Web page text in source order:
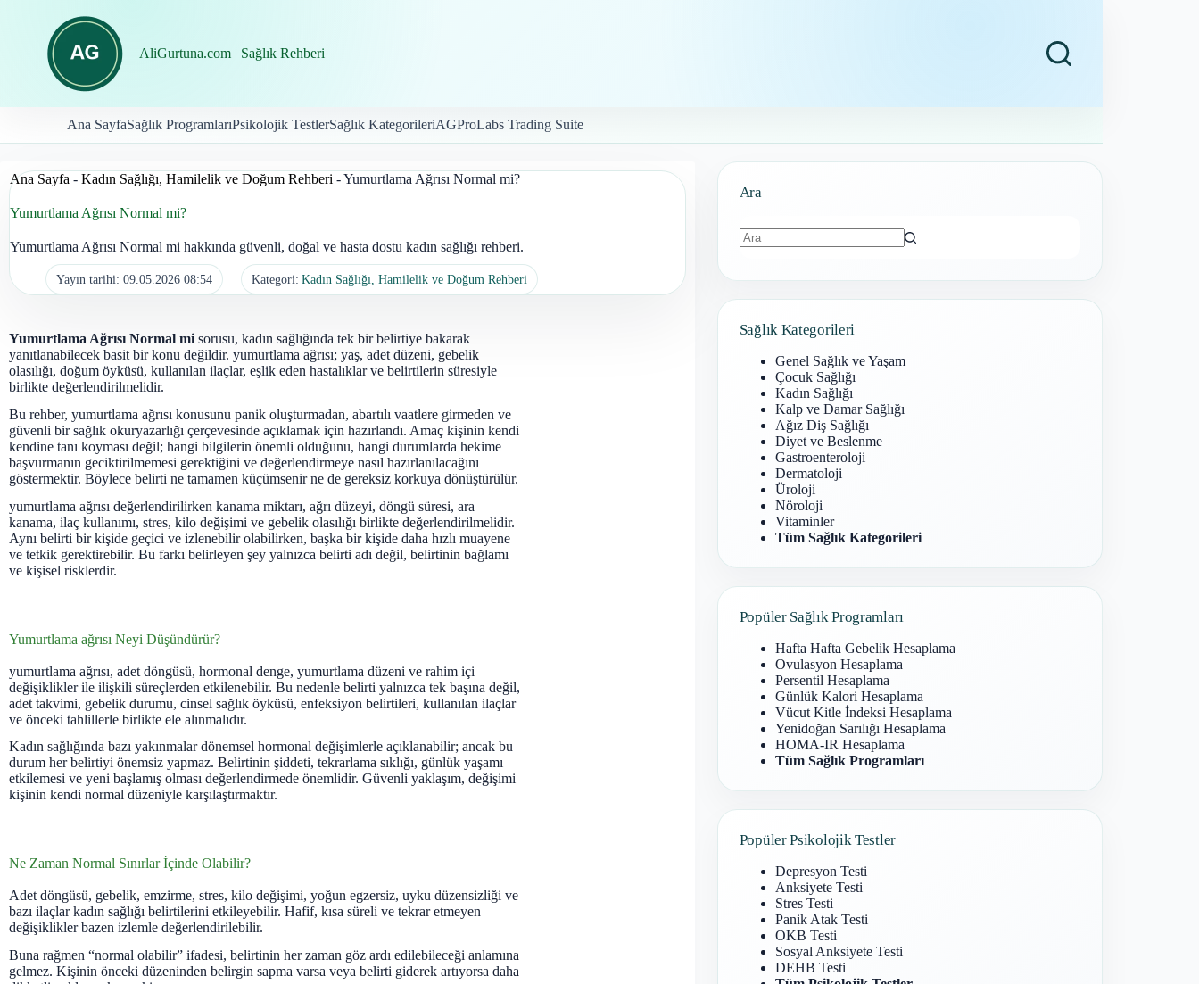
AliGurtuna.com | Sağlık Rehberi
Ana SayfaSağlık ProgramlarıPsikolojik TestlerSağlık KategorileriAGProLabs Trading Suite
Ana Sayfa - Kadın Sağlığı, Hamilelik ve Doğum Rehberi -Yumurtlama Ağrısı Normal mi?
Yumurtlama Ağrısı Normal mi?
Yumurtlama Ağrısı Normal mi hakkında güvenli, doğal ve hasta dostu kadın sağlığı rehberi.
Yayın tarihi: 09.05.2026 08:54 Kategori: Kadın Sağlığı, Hamilelik ve Doğum Rehberi
Yumurtlama Ağrısı Normal mi sorusu, kadın sağlığında tek bir belirtiye bakarak
yanıtlanabilecek basit bir konu değildir. yumurtlama ağrısı; yaş, adet düzeni, gebelik
olasılığı, doğum öyküsü, kullanılan ilaçlar, eşlik eden hastalıklar ve belirtilerin süresiyle
birlikte değerlendirilmelidir.
Bu rehber, yumurtlama ağrısı konusunu panik oluşturmadan, abartılı vaatlere girmeden ve
güvenli bir sağlık okuryazarlığı çerçevesinde açıklamak için hazırlandı. Amaç kişinin kendi
kendine tanı koyması değil; hangi bilgilerin önemli olduğunu, hangi durumlarda hekime
başvurmanın geciktirilmemesi gerektiğini ve değerlendirmeye nasıl hazırlanılacağını
göstermektir. Böylece belirti ne tamamen küçümsenir ne de gereksiz korkuya dönüştürülür.
yumurtlama ağrısı değerlendirilirken kanama miktarı, ağrı düzeyi, döngü süresi, ara
kanama, ilaç kullanımı, stres, kilo değişimi ve gebelik olasılığı birlikte değerlendirilmelidir.
Aynı belirti bir kişide geçici ve izlenebilir olabilirken, başka bir kişide daha hızlı muayene
ve tetkik gerektirebilir. Bu farkı belirleyen şey yalnızca belirti adı değil, belirtinin bağlamı
ve kişisel risklerdir.
Yumurtlama ağrısı Neyi Düşündürür?
yumurtlama ağrısı, adet döngüsü, hormonal denge, yumurtlama düzeni ve rahim içi
değişiklikler ile ilişkili süreçlerden etkilenebilir. Bu nedenle belirti yalnızca tek başına değil,
adet takvimi, gebelik durumu, cinsel sağlık öyküsü, enfeksiyon belirtileri, kullanılan ilaçlar
ve önceki tahlillerle birlikte ele alınmalıdır.
Kadın sağlığında bazı yakınmalar dönemsel hormonal değişimlerle açıklanabilir; ancak bu
durum her belirtiyi önemsiz yapmaz. Belirtinin şiddeti, tekrarlama sıklığı, günlük yaşamı
etkilemesi ve yeni başlamış olması değerlendirmede önemlidir. Güvenli yaklaşım, değişimi
kişinin kendi normal düzeniyle karşılaştırmaktır.
Ne Zaman Normal Sınırlar İçinde Olabilir?
Adet döngüsü, gebelik, emzirme, stres, kilo değişimi, yoğun egzersiz, uyku düzensizliği ve
bazı ilaçlar kadın sağlığı belirtilerini etkileyebilir. Hafif, kısa süreli ve tekrar etmeyen
değişiklikler bazen izlemle değerlendirilebilir.
Buna rağmen “normal olabilir” ifadesi, belirtinin her zaman göz ardı edilebileceği anlamına
gelmez. Kişinin önceki düzeninden belirgin sapma varsa veya belirti giderek artıyorsa daha
Ara
bulunamadı
Sağlık Kategorileri
Genel Sağlık ve Yaşam
Çocuk Sağlığı
Kadın Sağlığı
Kalp ve Damar Sağlığı
Ağız Diş Sağlığı
Diyet ve Beslenme
Gastroenteroloji
Dermatoloji
Üroloji
Nöroloji
Vitaminler
Tüm Sağlık Kategorileri
Popüler Sağlık Programları
Hafta Hafta Gebelik Hesaplama
Ovulasyon Hesaplama
Persentil Hesaplama
Günlük Kalori Hesaplama
Vücut Kitle İndeksi Hesaplama
Yenidoğan Sarılığı Hesaplama
HOMA-IR Hesaplama
Tüm Sağlık Programları
Popüler Psikolojik Testler
Depresyon Testi
Anksiyete Testi
Stres Testi
Panik Atak Testi
OKB Testi
Sosyal Anksiyete Testi
DEHB Testi